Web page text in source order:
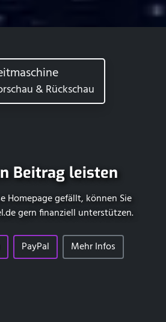
& Rückschau
Beitrag leisten
Homepage gefällt, können Sie
gern finanziell unterstützen.
PayPal Mehr Infos